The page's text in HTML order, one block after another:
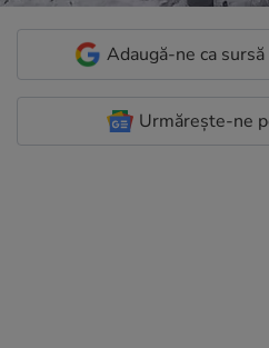
Adaugă-ne ca
Urmărește-ne